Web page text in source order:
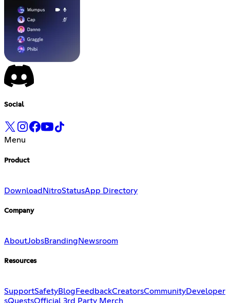
Social
Menu
Product
Download NitroStatusApp Directory
Company
AboutJobsBranding Newsroom
Resources
SupportSafetyBlog FeedbackCreatorsCommunityDeveloper
sQuestsOfficial 3rd Party Merch